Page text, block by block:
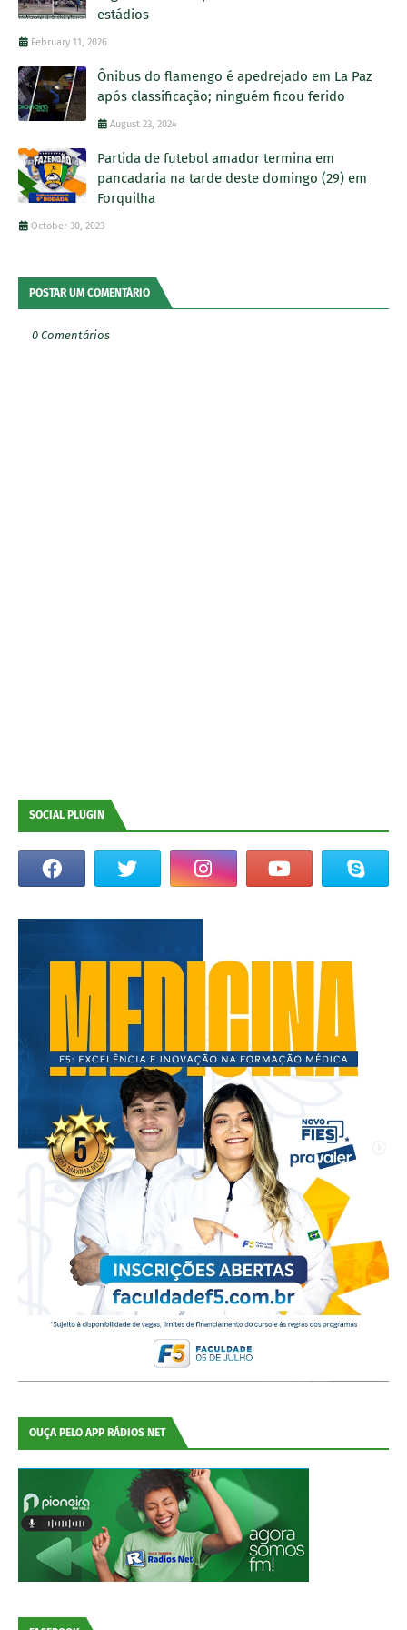
estádios
February 11, 2026
Ônibus do flamengo é apedrejado em La Paz
após classificação; ninguém ficou ferido
August 23, 2024
Partida de futebol amador termina em
pancadaria na tarde deste domingo (29) em
Forquilha
October 30, 2023
POSTAR UM COMENTÁRIO
0 Comentários
SOCIAL PLUGIN
OUÇA PELO APP RÁDIOS NET